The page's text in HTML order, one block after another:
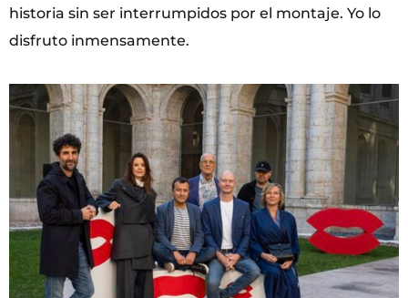
historia sin ser interrumpidos por el montaje. Yo lo
disfruto inmensamente.